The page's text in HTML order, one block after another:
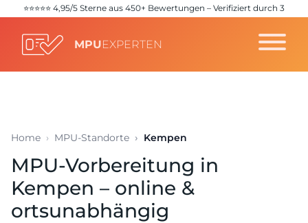
⭐️⭐️⭐️⭐️⭐️ 4,95/5 Sterne aus 450+ Bewertungen – Verifiziert durch 3
MPUEXPERTEN
Home MPU-Standorte Kempen
MPU-Vorbereitung in
Kempen – online &
ortsunabhängig